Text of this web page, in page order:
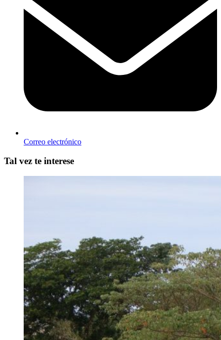
Correo electrónico
Tal vez te interese